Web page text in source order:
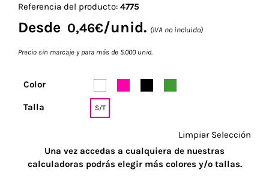
Escritura
Tecnología
Más Regalos
Referencia del producto: 4775
Desde 0,46€/unid. (IVA no incluido)
Precio sin marcaje y para más de 5.000 unid.
Color
Talla S/T
Limpiar Selección
Una vez accedas a cualquiera de nuestras
calculadoras podrás elegir más colores y/o tallas.